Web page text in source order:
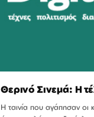
Θερινό Σινεμά: Η
Η ταινία που αγάπησαν οι